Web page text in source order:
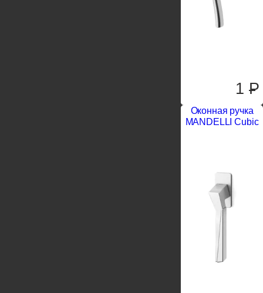
1P
Оконная ручка
MANDELLI Cubic